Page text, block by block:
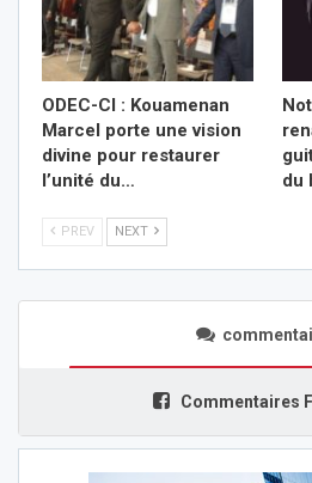
ODEC-CI : Kouamenan
Marcel porte une vision
divine pour restaurer
l’unité du…
du
PREV NEXT
Commentaires